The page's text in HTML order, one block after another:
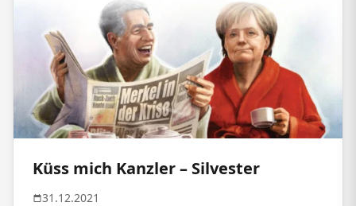
Küss mich Kanzler – Silvester
31.12.2021